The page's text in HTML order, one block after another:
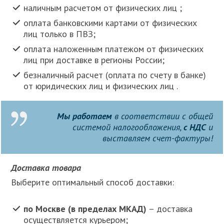
наличным расчетом от физических лиц ;
оплата банковскими картами от физических
лиц только в ПВЗ;
оплата наложенным платежом от физических
лиц при доставке в регионы России;
безналичный расчет (оплата по счету в банке)
от юридических лиц и физических лиц .
Мы работаемв соответствии с общей
системой налогообложения,с НДСи
выставляем счет-фактуры!
Доставка товара
Выберите оптимальный способ доставки:
по Москве (в пределах МКАД) – доставка
осуществляется курьером;